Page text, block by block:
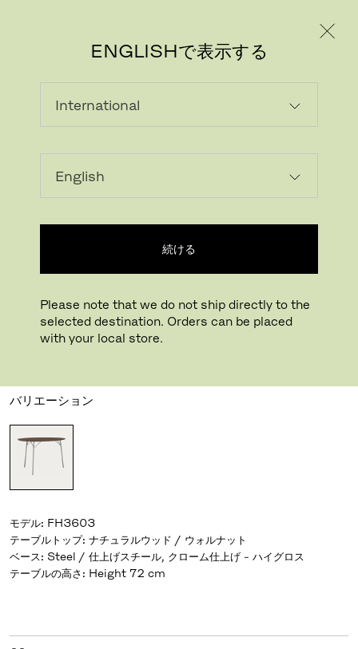
ENGLISHで表示する
続ける
Please note that we do not ship directly to the
selected destination. Orders can be placed
with your local store.
エッグテーブル
バリエーション
モデル: FH3603
テーブルトップ: ナチュラルウッド / ウォルナット
ベース: Steel / 仕上げスチール, クローム仕上げ - ハイグロス
テーブルの高さ: Height 72 cm